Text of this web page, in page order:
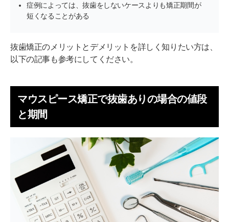
症例によっては、抜歯をしないケースよりも矯正期間が
短くなることがある
抜歯矯正のメリットとデメリットを詳しく知りたい方は、
以下の記事も参考にしてください。
マウスピース矯正で抜歯ありの場合の値段
と期間